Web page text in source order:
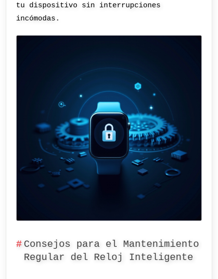
tu dispositivo sin interrupciones
incómodas.
Consejos para el Mantenimiento
Regular del Reloj Inteligente